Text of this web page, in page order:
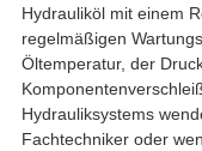
Hydrauliköl mit einem
regelmäßigen
Öltemperatur, der
Hydrauliksystems
Fachtechniker oder